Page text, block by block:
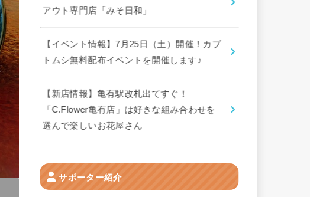
アウト専門店「みそ日和」
【イベント情報】7月25日（土）開催！カブ
トムシ無料配布イベントを開催します♪
【新店情報】亀有駅改札出てすぐ！
「C.Flower亀有店」は好きな組み合わせを
選んで楽しいお花屋さん
サポーター紹介